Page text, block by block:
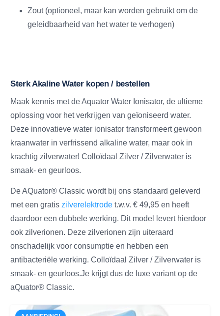
Zout (optioneel, maar kan worden gebruikt om de
geleidbaarheid van het water te verhogen)
Sterk Akaline Water kopen / bestellen
Maak kennis met de Aquator Water Ionisator, de ultieme
oplossing voor het verkrijgen van geïoniseerd water.
Deze innovatieve water ionisator transformeert gewoon
kraanwater in verfrissend alkaline water, maar ook in
krachtig zilverwater! Colloïdaal Zilver / Zilverwater is
smaak- en geurloos.
De AQuator® Classic wordt bij ons standaard geleverd
met een gratis zilverelektrode t.w.v. € 49,95 en heeft
daardoor een dubbele werking. Dit model levert hierdoor
ook zilverionen. Deze zilverionen zijn uiteraard
onschadelijk voor consumptie en hebben een
antibacteriële werking. Colloïdaal Zilver / Zilverwater is
smaak- en geurloos.Je krijgt dus de luxe variant op de
aQuator® Classic.